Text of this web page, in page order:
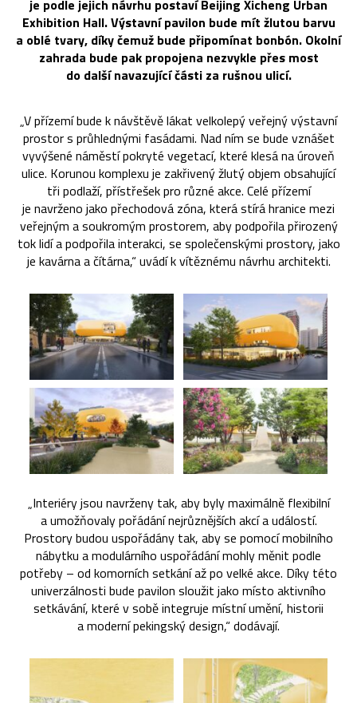
je podle jejich návrhu postaví Beijing Xicheng Urban
Exhibition Hall. Výstavní pavilon bude mít žlutou barvu
a oblé tvary, díky čemuž bude připomínat bonbón. Okolní
zahrada bude pak propojena nezvykle přes most
do další navazující části za rušnou ulicí.
„V přízemí bude k návštěvě lákat velkolepý veřejný výstavní
prostor s průhlednými fasádami. Nad ním se bude vznášet
vyvýšené náměstí pokryté vegetací, které klesá na úroveň
ulice. Korunou komplexu je zakřivený žlutý objem obsahující
tři podlaží, přístřešek pro různé akce. Celé přízemí
je navrženo jako přechodová zóna, která stírá hranice mezi
veřejným a soukromým prostorem, aby podpořila přirozený
tok lidí a podpořila interakci, se společenskými prostory, jako
je kavárna a čítárna,“ uvádí k vítěznému návrhu architekti.
„Interiéry jsou navrženy tak, aby byly maximálně flexibilní
a umožňovaly pořádání nejrůznějších akcí a událostí.
Prostory budou uspořádány tak, aby se pomocí mobilního
nábytku a modulárního uspořádání mohly měnit podle
potřeby – od komorních setkání až po velké akce. Díky této
univerzálnosti bude pavilon sloužit jako místo aktivního
setkávání, které v sobě integruje místní umění, historii
a moderní pekingský design,“ dodávají.